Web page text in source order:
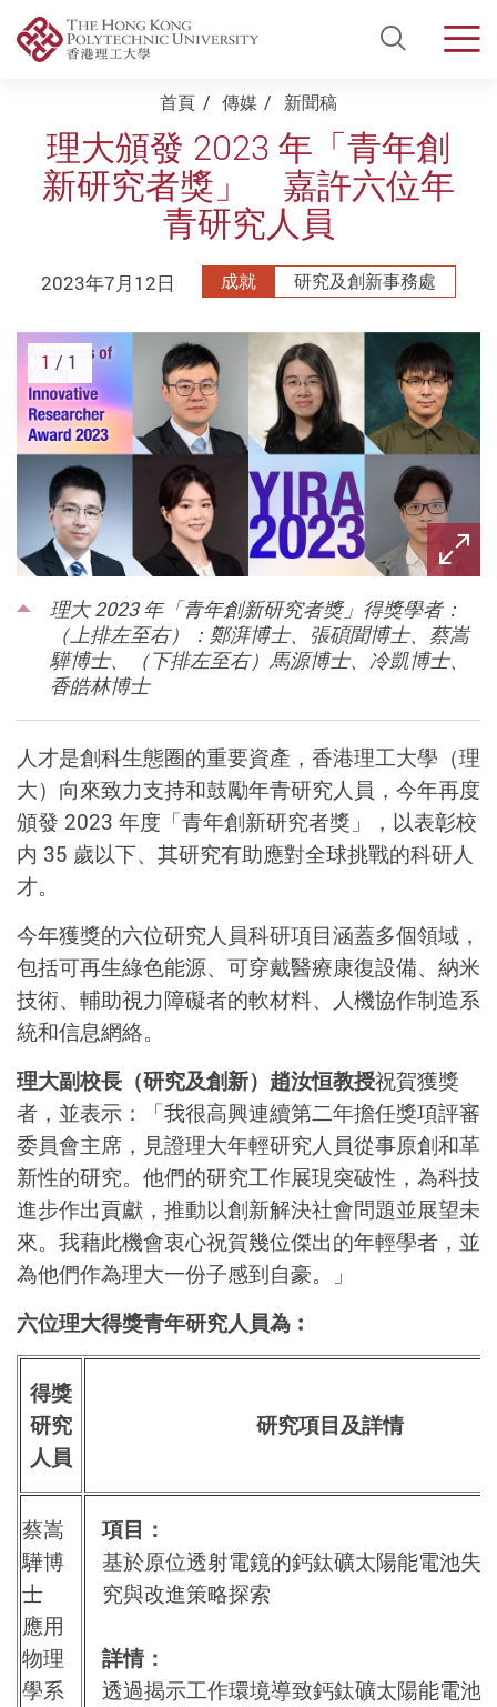
Open
Start main content首頁 傳媒 新聞稿
理大頒發 2023 年「青年創
新研究者獎」 嘉許六位年
青研究人員
2023年7月12日 成就 研究及創新事務處
理大 2023 年「青年創新研究者獎」得獎學者：
（上排左至右）：鄭湃博士、張碩聞博士、蔡嵩
驊博士、（下排左至右）馬源博士、冷凱博士、
香皓林博士
1 / 1
人才是創科生態圈的重要資產，香港理工大學（理
大）向來致力支持和鼓勵年青研究人員，今年再度
頒發 2023 年度「青年創新研究者獎」，以表彰校
内 35 歲以下、其研究有助應對全球挑戰的科研人
才。
今年獲獎的六位研究人員科研項目涵蓋多個領域，
包括可再生綠色能源、可穿戴醫療康復設備、納米
技術、輔助視力障礙者的軟材料、人機協作制造系
統和信息網絡。
理大副校長（研究及創新）趙汝恒教授祝賀獲獎
者，並表示：「我很高興連續第二年擔任獎項評審
委員會主席，見證理大年輕研究人員從事原創和革
新性的研究。他們的研究工作展現突破性，為科技
進步作出貢獻，推動以創新解決社會問題並展望未
來。我藉此機會衷心祝賀幾位傑出的年輕學者，並
為他們作為理大一份子感到自豪。」
六位理大得獎青年研究人員為︰
得獎
研究
人員
研究項目及詳情
蔡嵩
驊博
士
應用
物理
學系
項目：
基於原位透射電鏡的鈣鈦礦太陽能電池失
究與改進策略探索
詳情：
透過揭示工作環境導致鈣鈦礦太陽能電池